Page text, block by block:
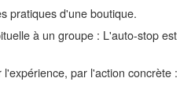
pratiques d'une boutique.
à un groupe : L'auto-stop est
par l'action concrète :